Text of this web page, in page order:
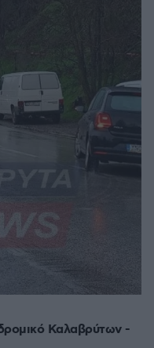
Καλαβρύτων -